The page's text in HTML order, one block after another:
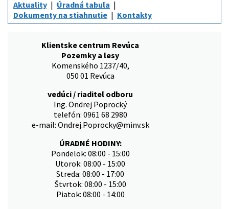
Aktuality
Úradná tabuľa
Dokumenty na stiahnutie
Kontakty
Klientske centrum Revúca
Pozemky a lesy
Komenského 1237/40,
050 01 Revúca
vedúci / riaditeľ odboru
Ing. Ondrej Poprocký
telefón: 0961 68 2980
e-mail: Ondrej.Poprocky@minv.sk
ÚRADNÉ HODINY:
Pondelok: 08:00 - 15:00
Utorok: 08:00 - 15:00
Streda: 08:00 - 17:00
Štvrtok: 08:00 - 15:00
Piatok: 08:00 - 14:00